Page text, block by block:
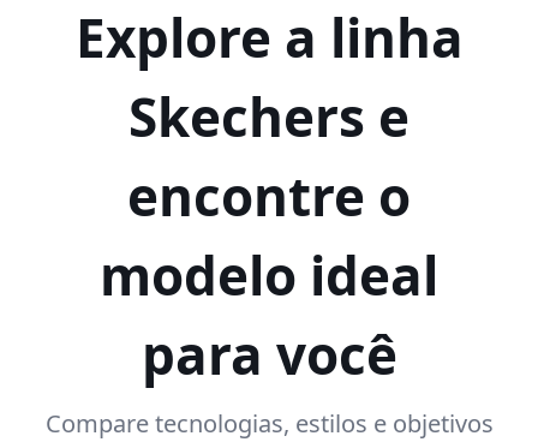
Explore a linha
Skechers e
encontre o
modelo ideal
para você
Compare tecnologias, estilos e objetivos